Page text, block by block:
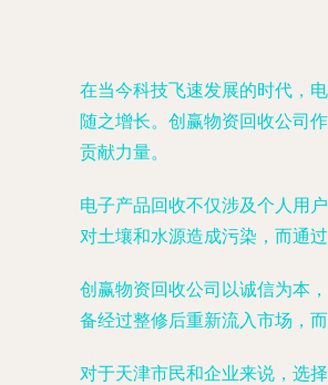
在当今科技飞速发展的时代，
随之增长。创赢物资回收公司
贡献力量。
电子产品回收不仅涉及个人用
对土壤和水源造成污染，而通
创赢物资回收公司以诚信为本
备经过整修后重新流入市场，
对于天津市民和企业来说，选